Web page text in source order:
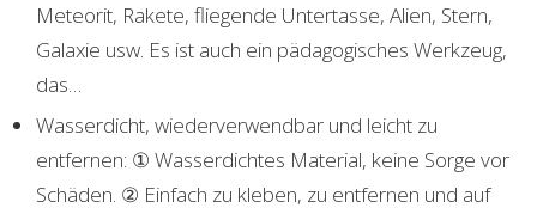
Meteorit, Rakete, fliegende Untertasse, Alien, Stern,
Galaxie usw. Es ist auch ein pädagogisches Werkzeug,
das…
Wasserdicht, wiederverwendbar und leicht zu
entfernen: ① Wasserdichtes Material, keine Sorge vor
Schäden. ② Einfach zu kleben, zu entfernen und auf